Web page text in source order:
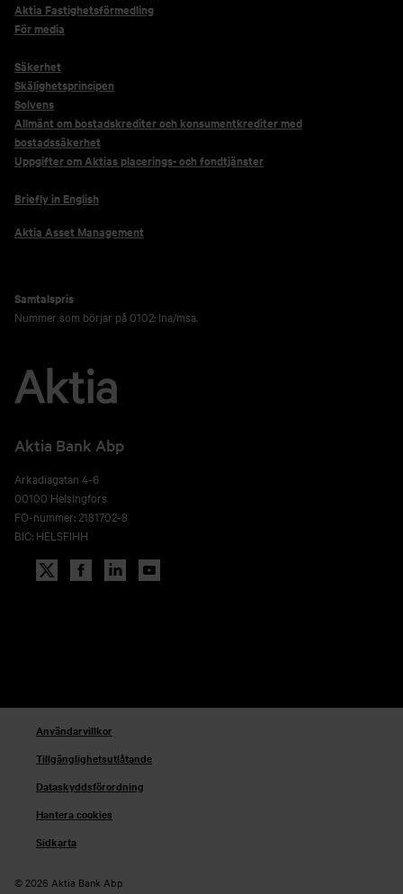
Aktia Fastighetsförmedling
För media
Säkerhet
Skälighetsprincipen
Solvens
Allmänt om bostadskrediter och konsumentkrediter med
bostadssäkerhet
Uppgifter om Aktias placerings- och fondtjänster
Briefly in English
Aktia Asset Management
Samtalspris
Nummer som börjar på 0102: lna/msa.
Aktia Bank Abp
Arkadiagatan 4-6
00100 Helsingfors
FO-nummer: 2181702-8
BIC: HELSFIHH
© 2026 Aktia Bank Abp
Användarvillkor
Tillgänglighetsutlåtande
Dataskyddsförordning
Hantera cookies
Sidkarta